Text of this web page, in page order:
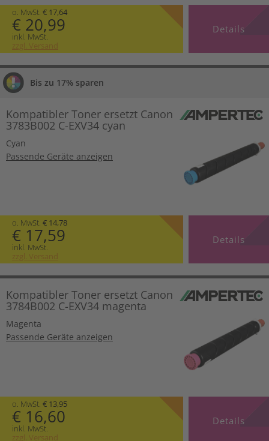
o. MwSt. € 17,64
€ 20,99
inkl. MwSt.
zzgl. Versand
Details
Bis zu 17% sparen
Kompatibler Toner ersetzt Canon
3783B002 C-EXV34 cyan
Cyan
Passende Geräte anzeigen
o. MwSt. € 14,78
€ 17,59
inkl. MwSt.
zzgl. Versand
Details
Kompatibler Toner ersetzt Canon
3784B002 C-EXV34 magenta
Magenta
Passende Geräte anzeigen
o. MwSt. € 13,95
€ 16,60
inkl. MwSt.
zzgl. Versand
Details